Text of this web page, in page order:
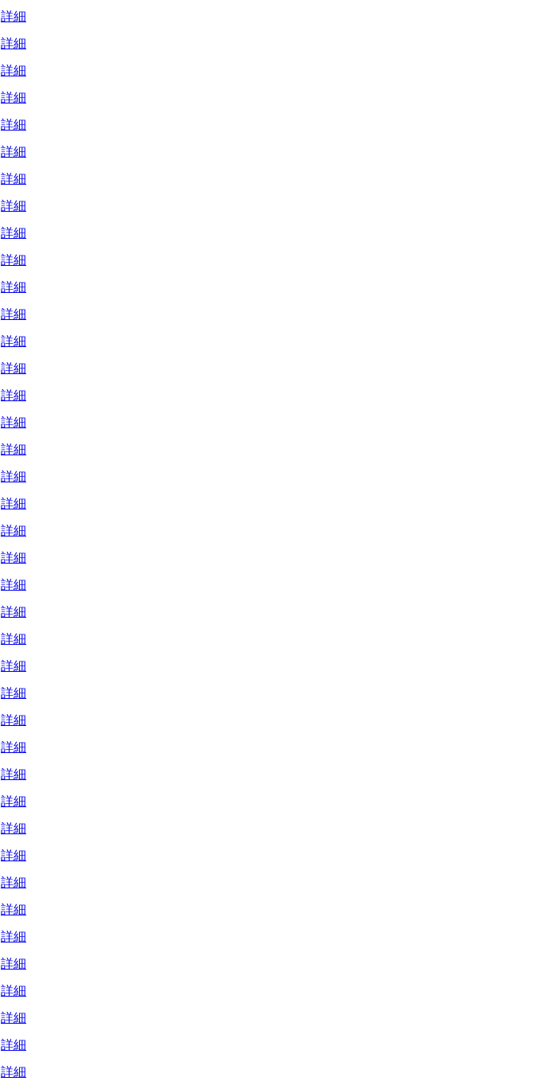
詳細
詳細
詳細
詳細
詳細
詳細
詳細
詳細
詳細
詳細
詳細
詳細
詳細
詳細
詳細
詳細
詳細
詳細
詳細
詳細
詳細
詳細
詳細
詳細
詳細
詳細
詳細
詳細
詳細
詳細
詳細
詳細
詳細
詳細
詳細
詳細
詳細
詳細
詳細
詳細